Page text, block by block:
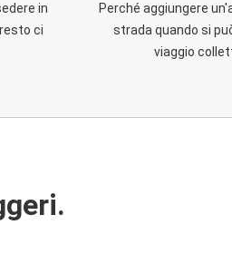
in
ci
Perché aggiungere
strada quando si
viaggio